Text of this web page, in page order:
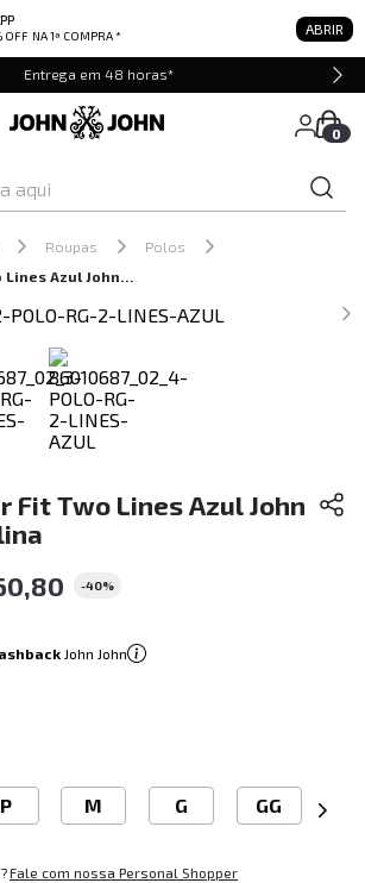
OFF NA 1ª COMPRA * ABRIR
Entrega em 48 horas*
0
Roupas
Polos
Polo Regular Fit Two Lines Azul John John Masculina
Fit Two Lines Azul John
,80 -40%
John John
P M G GG
Fale com nossa Personal Shopper